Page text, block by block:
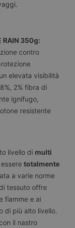
RAIN 350g:
contro
elevata visibilità
2% fibra di
ignifugo,
resistente
livello di multi
totalmente
a varie norme
tessuto offre
fiamme e ai
di più alto livello.
il nastro